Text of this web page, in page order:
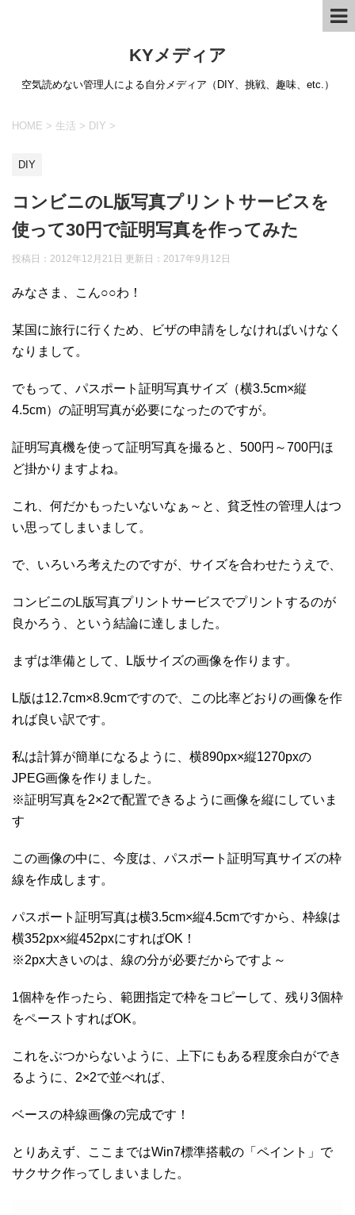
KYメディア
空気読めない管理人による自分メディア（DIY、挑戦、趣味、etc.）
HOME > 生活 > DIY >
DIY
コンビニのL版写真プリントサービスを
使って30円で証明写真を作ってみた
投稿日：2012年12月21日 更新日： 2017年9月12日
みなさま、こん○○わ！
某国に旅行に行くため、ビザの申請をしなければいけなく
なりまして。
でもって、パスポート証明写真サイズ（横3.5cm×縦
4.5cm）の証明写真が必要になったのですが。
証明写真機を使って証明写真を撮ると、500円～700円ほ
ど掛かりますよね。
これ、何だかもったいないなぁ～と、貧乏性の管理人はつ
い思ってしまいまして。
で、いろいろ考えたのですが、サイズを合わせたうえで、
コンビニのL版写真プリントサービスでプリントするのが
良かろう、という結論に達しました。
まずは準備として、L版サイズの画像を作ります。
L版は12.7cm×8.9cmですので、この比率どおりの画像を作
れば良い訳です。
私は計算が簡単になるように、横890px×縦1270pxの
JPEG画像を作りました。
※証明写真を2×2で配置できるように画像を縦にしていま
す
この画像の中に、今度は、パスポート証明写真サイズの枠
線を作成します。
パスポート証明写真は横3.5cm×縦4.5cmですから、枠線は
横352px×縦452pxにすればOK！
※2px大きいのは、線の分が必要だからですよ～
1個枠を作ったら、範囲指定で枠をコピーして、残り3個枠
をペーストすればOK。
これをぶつからないように、上下にもある程度余白ができ
るように、2×2で並べれば、
ベースの枠線画像の完成です！
とりあえず、ここまではWin7標準搭載の「ペイント」で
サクサク作ってしまいました。